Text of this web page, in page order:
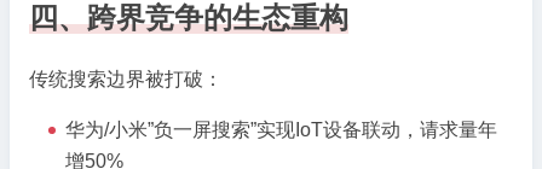
四、跨界竞争的生态重构
传统搜索边界被打破：
华为/小米”负一屏搜索”实现IoT设备联动，请求量年
增50%